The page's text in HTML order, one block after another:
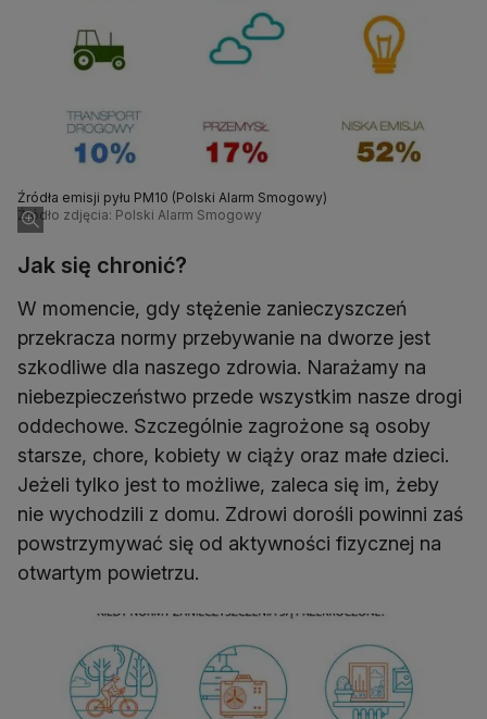
Źródła emisji pyłu PM10 (Polski Alarm Smogowy)
Źródło zdjęcia: Polski Alarm Smogowy
Jak się chronić?
W momencie, gdy stężenie zanieczyszczeń
przekracza normy przebywanie na dworze jest
szkodliwe dla naszego zdrowia. Narażamy na
niebezpieczeństwo przede wszystkim nasze drogi
oddechowe. Szczególnie zagrożone są osoby
starsze, chore, kobiety w ciąży oraz małe dzieci.
Jeżeli tylko jest to możliwe, zaleca się im, żeby
nie wychodzili z domu. Zdrowi dorośli powinni zaś
powstrzymywać się od aktywności fizycznej na
otwartym powietrzu.